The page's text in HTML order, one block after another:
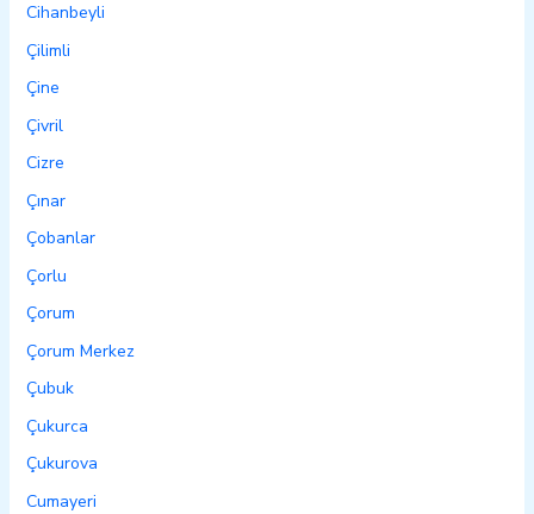
Cihanbeyli
Çilimli
Çine
Çivril
Cizre
Çınar
Çobanlar
Çorlu
Çorum
Çorum Merkez
Çubuk
Çukurca
Çukurova
Cumayeri